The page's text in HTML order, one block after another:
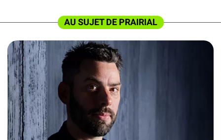
AU SUJET DE PRAIRIAL